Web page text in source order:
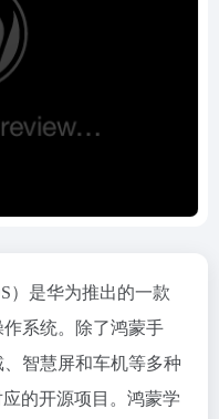
）是华为推出的一款
系统。除了鸿蒙手
智慧屏和车机等多种
的开源项目。鸿蒙学